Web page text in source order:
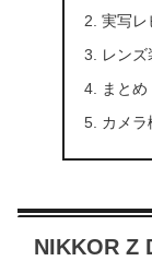
実写レ
レンズ
まとめ
カメラ
NIKKOR Z